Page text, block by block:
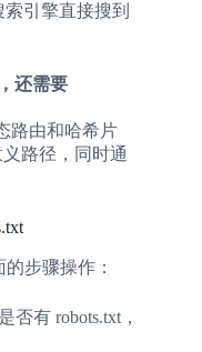
引擎直接搜到
还需要
路由和哈希片
路径，同时通
步骤操作：
有 robots.txt，